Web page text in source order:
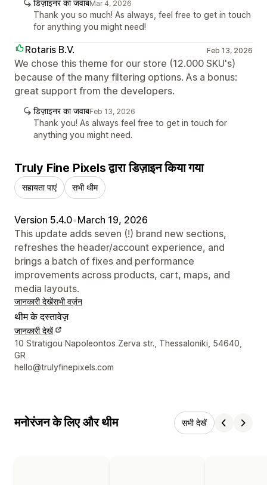
डिज़ाइनर का जवाबMar 4, 2026
Thank you so much! As always, feel free to get in touch
for anything you might need!
Rotaris B.V. Feb 13, 2026
We chose this theme for our store (12.000 SKU's)
because of the many filtering options. As a bonus:
great support from the developers.
डिज़ाइनर का जवाबFeb 13, 2026
Thank you! As always feel free to get in touch for
anything you might need.
Truly Fine Pixels द्वारा डिज़ाइन किया गया
सहायता पाएं सभी थीम
Version 5.4.0•March 19, 2026
This update adds seven (!) brand new sections,
refreshes the header/account experience, and
brings a batch of fixes and performance
improvements across products, cart, maps, and
media layouts.
जानकारी देखेंसभी वर्ज़न
थीम के दस्तावेज़
जानकारी देखें
डिज़ाइनर के संपर्क की जानकारी
10 Stratigou Napoleontos Zerva str., Thessaloniki, 54640,
GR
hello@trulyfinepixels.com
मनोरंजन के लिए और थीम सभी देखें